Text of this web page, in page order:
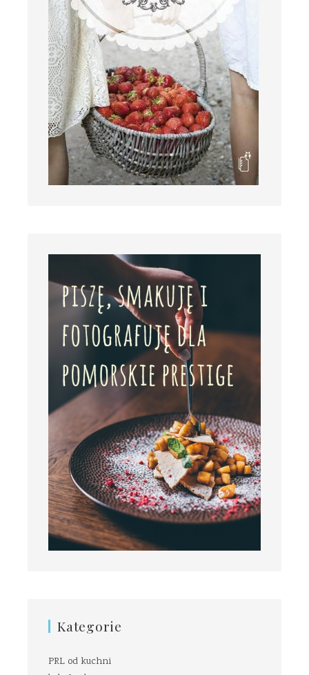
Kategorie
PRL od kuchni